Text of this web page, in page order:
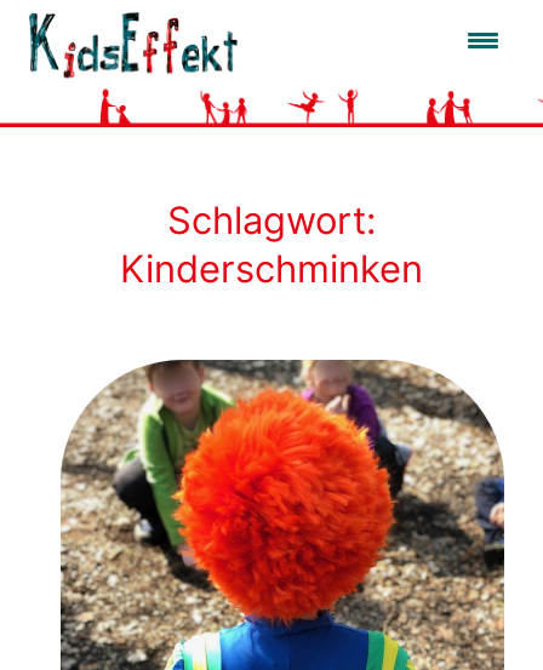
Zum
springen
Schlagwort:
Kinderschminken